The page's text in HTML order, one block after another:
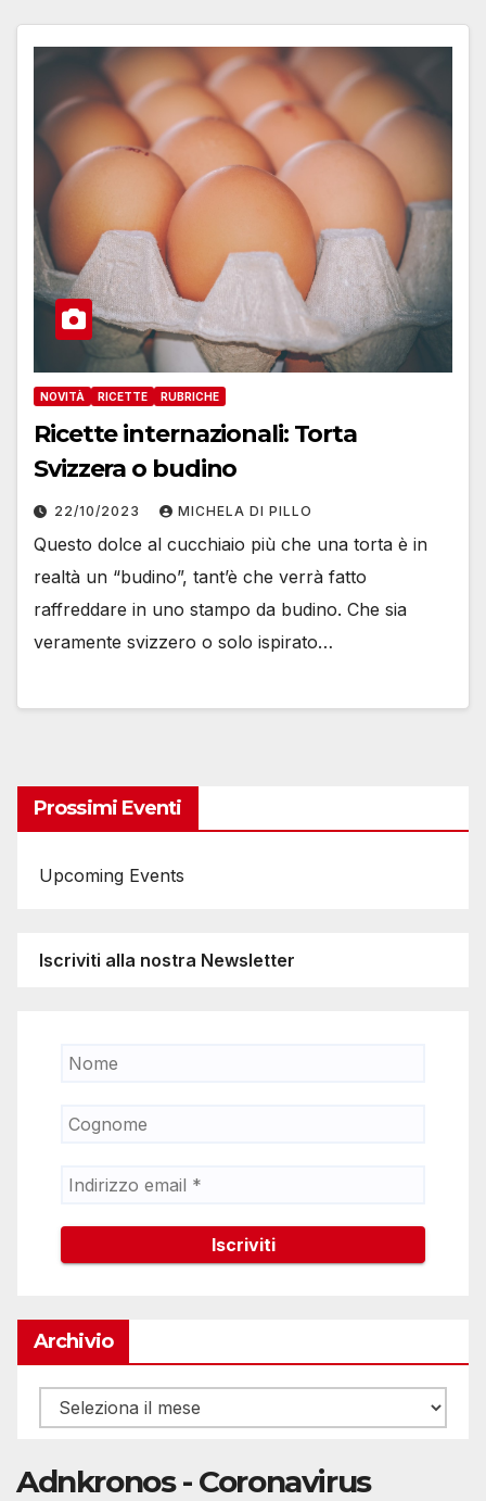
NOVITÀ RICETTE RUBRICHE
Ricette internazionali: Torta
Svizzera o budino
22/10/2023 MICHELA DI PILLO
Questo dolce al cucchiaio più che una torta è in
realtà un “budino”, tant’è che verrà fatto
raffreddare in uno stampo da budino. Che sia
veramente svizzero o solo ispirato…
Prossimi Eventi
Upcoming Events
Iscriviti alla nostra Newsletter
Archivio
Archivio
Adnkronos - Coronavirus